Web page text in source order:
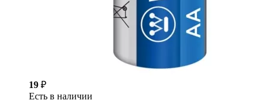
19 ₽
Есть в наличии